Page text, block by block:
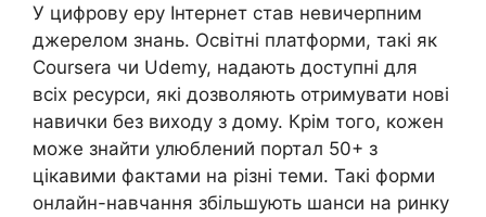
У цифрову еру Інтернет став невичерпним
джерелом знань. Освітні платформи, такі як
Coursera чи Udemy, надають доступні для
всіх ресурси, які дозволяють отримувати нові
навички без виходу з дому. Крім того, кожен
може знайти улюблений портал 50+ з
цікавими фактами на різні теми. Такі форми
онлайн-навчання збільшують шанси на ринку